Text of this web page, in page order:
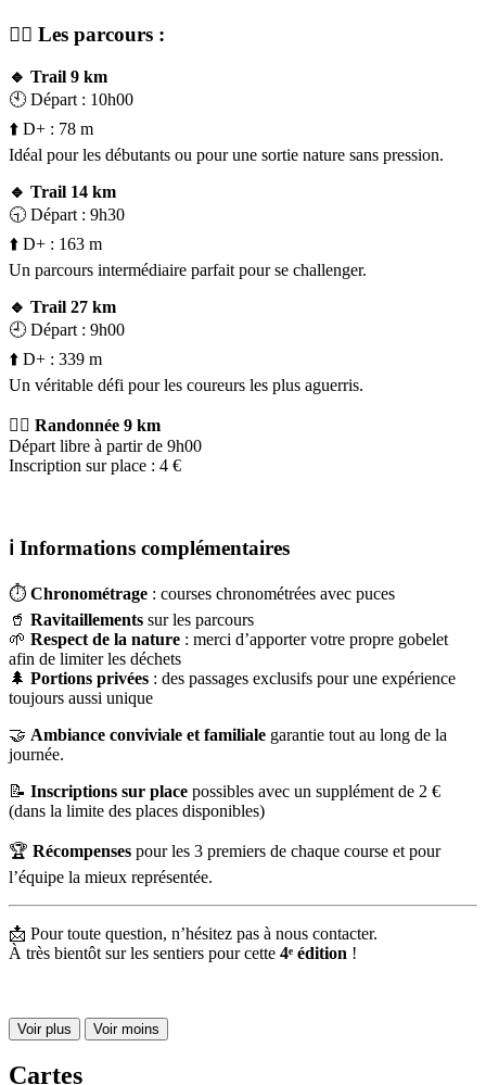
🏃‍♂️ Les parcours :
🔹 Trail 9 km
🕙 Départ : 10h00
⬆️ D+ : 78 m
Idéal pour les débutants ou pour une sortie nature sans pression.
🔹 Trail 14 km
🕤 Départ : 9h30
⬆️ D+ : 163 m
Un parcours intermédiaire parfait pour se challenger.
🔹 Trail 27 km
🕘 Départ : 9h00
⬆️ D+ : 339 m
Un véritable défi pour les coureurs les plus aguerris.
🚶‍♀️ Randonnée 9 km
Départ libre à partir de 9h00
Inscription sur place : 4 €
ℹ️ Informations complémentaires
⏱️ Chronométrage : courses chronométrées avec puces
🥤 Ravitaillements sur les parcours
🌱 Respect de la nature : merci d’apporter votre propre gobelet
afin de limiter les déchets
🌲 Portions privées : des passages exclusifs pour une expérience
toujours aussi unique
🤝 Ambiance conviviale et familiale garantie tout au long de la
journée.
📝 Inscriptions sur place possibles avec un supplément de 2 €
(dans la limite des places disponibles)
🏆 Récompenses pour les 3 premiers de chaque course et pour
l’équipe la mieux représentée.
📩 Pour toute question, n’hésitez pas à nous contacter.
À très bientôt sur les sentiers pour cette 4ᵉ édition !
Voir plus Voir moins
Cartes